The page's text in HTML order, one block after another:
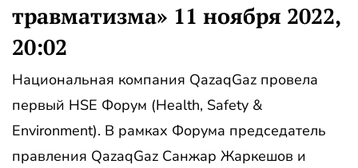
травматизма» 11 ноября 2022,
20:02
Национальная компания QazaqGaz провела
первый HSE Форум (Health, Safety &
Environment). В рамках Форума председатель
правления QazaqGaz Санжар Жаркешов и